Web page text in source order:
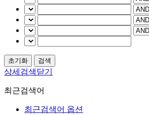
상세검색닫기
최근검색어
최근검색어 옵션